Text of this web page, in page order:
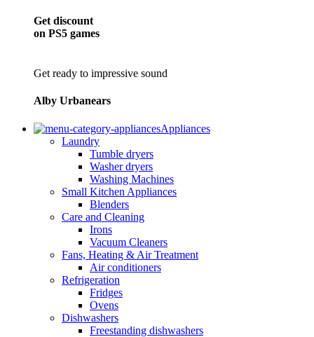
Get discount
on PS5 games
Get ready to impressive sound
Alby Urbanears
Appliances
Laundry
Tumble dryers
Washer dryers
Washing Machines
Small Kitchen Appliances
Blenders
Care and Cleaning
Irons
Vacuum Cleaners
Fans, Heating & Air Treatment
Air conditioners
Refrigeration
Fridges
Ovens
Dishwashers
Freestanding dishwashers